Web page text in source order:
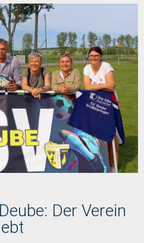
Der Verein
lebt